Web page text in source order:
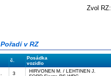
Zvol RZ:
Pořadí v RZ
č.
Posádka
vozidlo
3
HIRVONEN M. / LEHTINEN J.